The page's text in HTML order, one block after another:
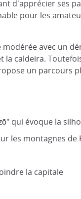
d'apprécier ses
pour les
avec un
caldeira.
un parcours
qui évoque la
les montagnes de
la capitale